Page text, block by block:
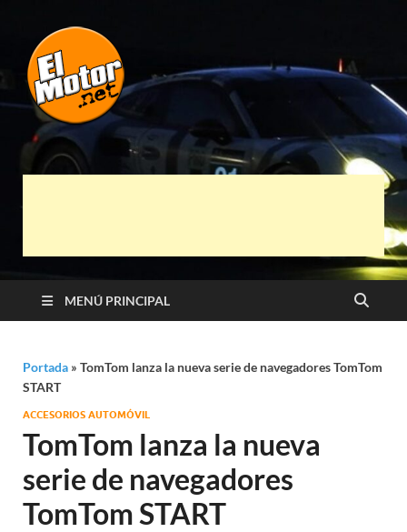
El Motor punto
Net
Automóviles
MENÚ PRINCIPAL
Portada » TomTom lanza la nueva serie de navegadores TomTom
START
ACCESORIOS AUTOMÓVIL
TomTom lanza la nueva
serie de navegadores
TomTom START